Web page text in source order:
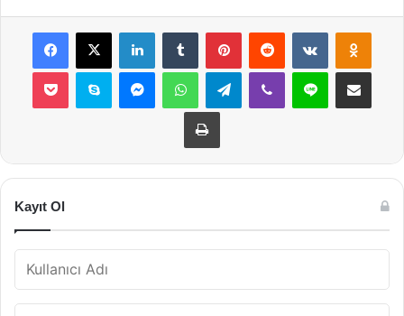
Facebook
X LinkedInTumblr PinterestReddit VKontakte
Pocket Skype MessengerWhatsAppTelegramViber Line E-Posta ile
Yazdır
Kayıt Ol